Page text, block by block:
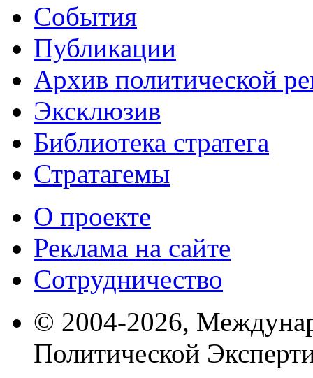
События
Публикации
Архив политической
Эксклюзив
Библиотека стратега
Стратагемы
О проекте
Реклама на сайте
Сотрудничество
© 2004-2026,
Политической